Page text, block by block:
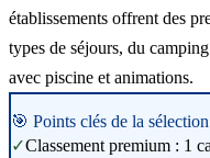
établissements offrent des
types de séjours, du
avec piscine et animations.
🎯 Points clés de la sélection
✓Classement premium : 1